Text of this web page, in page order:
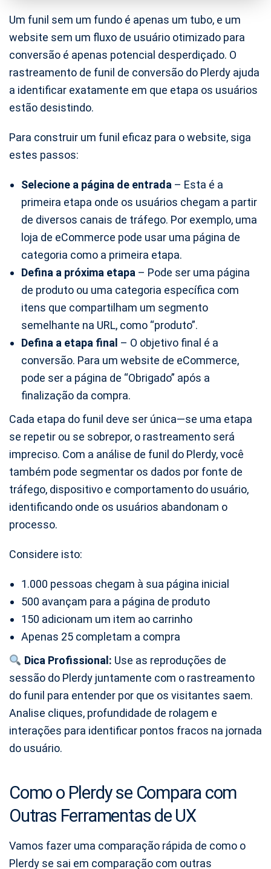
Um funil sem um fundo é apenas um tubo, e um
website sem um fluxo de usuário otimizado para
conversão é apenas potencial desperdiçado. O
rastreamento de funil de conversão do Plerdy ajuda
a identificar exatamente em que etapa os usuários
estão desistindo.
Para construir um funil eficaz para o website, siga
estes passos:
Selecione a página de entrada – Esta é a
primeira etapa onde os usuários chegam a partir
de diversos canais de tráfego. Por exemplo, uma
loja de eCommerce pode usar uma página de
categoria como a primeira etapa.
Defina a próxima etapa – Pode ser uma página
de produto ou uma categoria específica com
itens que compartilham um segmento
semelhante na URL, como “produto”.
Defina a etapa final – O objetivo final é a
conversão. Para um website de eCommerce,
pode ser a página de “Obrigado” após a
finalização da compra.
Cada etapa do funil deve ser única—se uma etapa
se repetir ou se sobrepor, o rastreamento será
impreciso. Com a análise de funil do Plerdy, você
também pode segmentar os dados por fonte de
tráfego, dispositivo e comportamento do usuário,
identificando onde os usuários abandonam o
processo.
Considere isto:
1.000 pessoas chegam à sua página inicial
500 avançam para a página de produto
150 adicionam um item ao carrinho
Apenas 25 completam a compra
Dica Profissional: Use as reproduções de
sessão do Plerdy juntamente com o rastreamento
do funil para entender por que os visitantes saem.
Analise cliques, profundidade de rolagem e
interações para identificar pontos fracos na jornada
do usuário.
Como o Plerdy se Compara com
Outras Ferramentas de UX
Vamos fazer uma comparação rápida de como o
Plerdy se sai em comparação com outras